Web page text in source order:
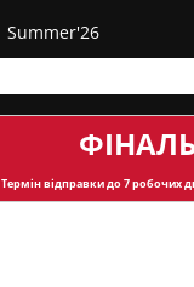
Summer'26
Термін відправкидо 7 робочих